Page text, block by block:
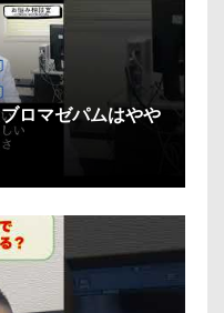
ロマゼパムはやや